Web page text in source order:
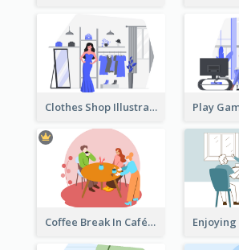
Clothes Shop Illustration
Coffee Break In Café Illustration